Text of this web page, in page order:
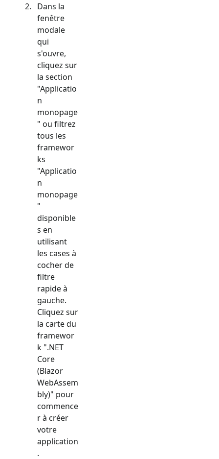
Dans la
fenêtre
modale
qui
s'ouvre,
cliquez sur
la section
"Applicatio
n
monopage
" ou filtrez
tous les
framewor
ks
"Applicatio
n
monopage
"
disponible
s en
utilisant
les cases à
cocher de
filtre
rapide à
gauche.
Cliquez sur
la carte du
framewor
k ".NET
Core
(Blazor
WebAssem
bly)" pour
commence
r à créer
votre
application
.